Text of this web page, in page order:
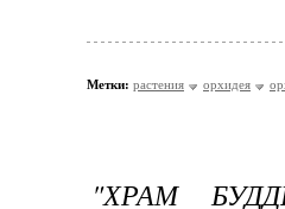
Метки: растения орхидея
"ХРАМ